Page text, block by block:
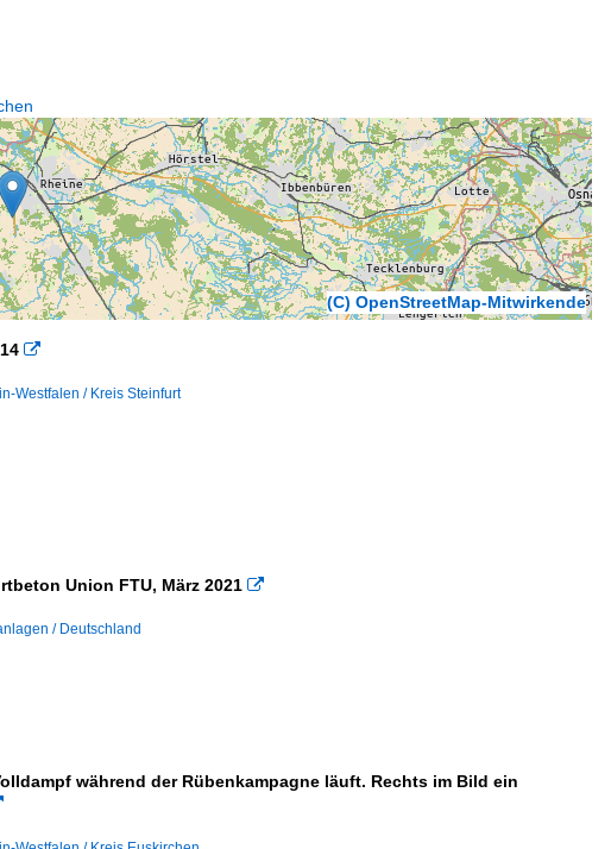
(C) OpenStreetMap-Mitwirkende

Westfalen / Kreis Steinfurt
Union FTU, März 2021 
/ Deutschland
während der Rübenkampagne läuft. Rechts im Bild ein